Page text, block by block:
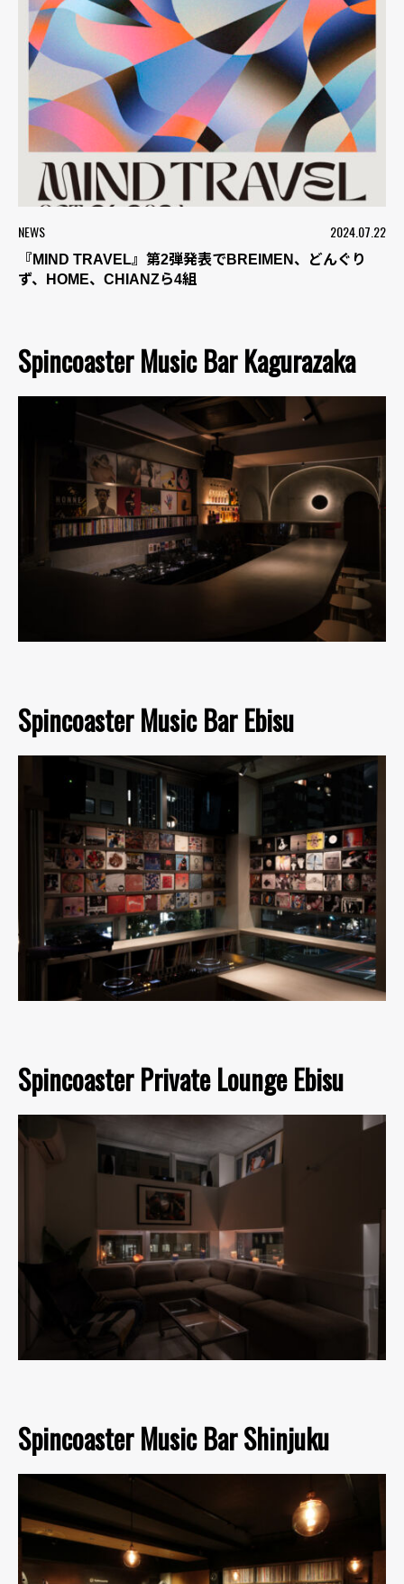
NEWS 2024.07.22
『MIND TRAVEL』第2弾発表でBREIMEN、どんぐり
ず、HOME、CHIANZら4組
Spincoaster Music Bar Kagurazaka
Spincoaster Music Bar Ebisu
Spincoaster Private Lounge Ebisu
Spincoaster Music Bar Shinjuku